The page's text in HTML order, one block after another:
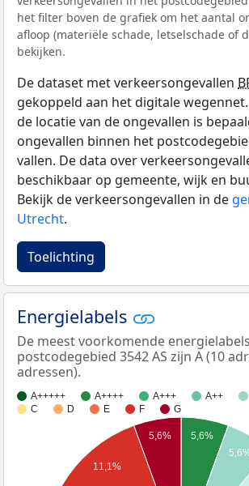
het filter boven de grafiek om het aantal
afloop (materiële schade, letselschade of
bekijken.
De dataset met verkeersongevallen
gekoppeld aan het digitale
de locatie van de ongevallen is
ongevallen binnen het
vallen. De data over
beschikbaar op gemeente, wijk en
Bekijk de verkeersongevallen in de
Utrecht.
Toelichting
Energielabels
De meest voorkomende
postcodegebied 3542 AS zijn A (10
adressen).
A+++++ A++++ A+++ A++
C
D E F G
5,6%
5,6%
11,1%